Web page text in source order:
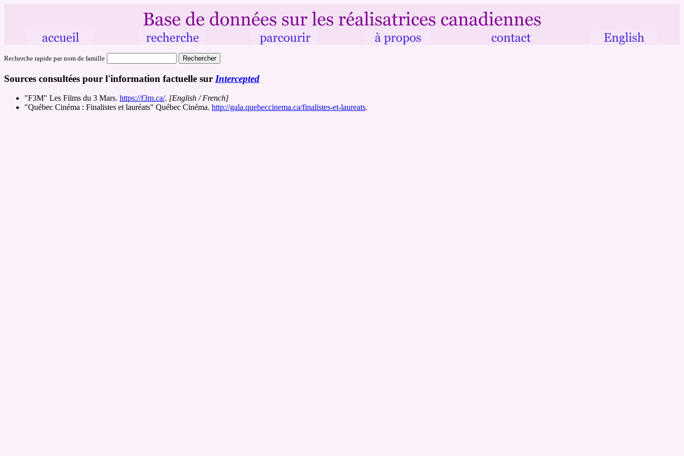
Recherche rapide par nom de famille
Sources consultées pour l'information factuelle sur Intercepted
"F3M" Les Films du 3 Mars. https://f3m.ca/. [English / French]
"Québec Cinéma : Finalistes et lauréats" Québec Cinéma. http://gala.quebeccinema.ca/finalistes-et-laureats.